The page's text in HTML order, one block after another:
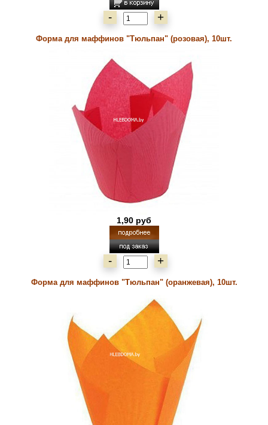
- +
Форма для маффинов "Тюльпан" (розовая), 10шт.
1,90 руб
- +
Форма для маффинов "Тюльпан" (оранжевая), 10шт.